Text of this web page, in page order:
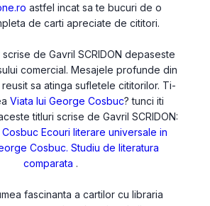
astfel incat sa te bucuri de o
de carti apreciate de cititori.
de Gavril SCRIDON depaseste
comercial. Mesajele profunde din
sa atinga sufletele cititorilor. Ti-
Viata lui George Cosbuc? tunci iti
titluri scrise de Gavril SCRIDON:
Ecouri literare universale in
Cosbuc. Studiu de literatura
comparata .
fascinanta a cartilor cu libraria